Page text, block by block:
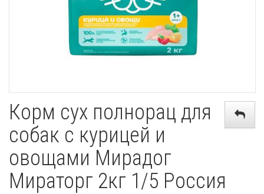
Корм сух полнорац для
собак с курицей и
овощами Мирадог
Мираторг 2кг 1/5 Россия